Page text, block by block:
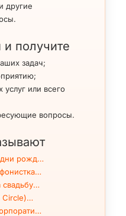
другие
получите
задач;
или всего
вопросы.
дни рожд…
Circle)…